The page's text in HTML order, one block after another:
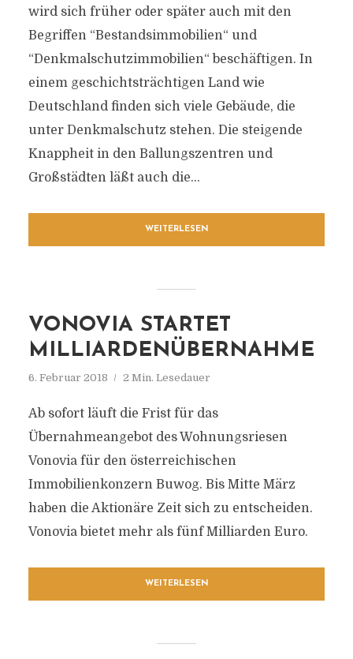
wird sich früher oder später auch mit den
Begriffen “Bestandsimmobilien“ und
“Denkmalschutzimmobilien“ beschäftigen. In
einem geschichtsträchtigen Land wie
Deutschland finden sich viele Gebäude, die
unter Denkmalschutz stehen. Die steigende
Knappheit in den Ballungszentren und
Großstädten läßt auch die...
WEITERLESEN
VONOVIA STARTET
MILLIARDENÜBERNAHME
6. Februar 2018 2 Min. Lesedauer
Ab sofort läuft die Frist für das
Übernahmeangebot des Wohnungsriesen
Vonovia für den österreichischen
Immobilienkonzern Buwog. Bis Mitte März
haben die Aktionäre Zeit sich zu entscheiden.
Vonovia bietet mehr als fünf Milliarden Euro.
WEITERLESEN